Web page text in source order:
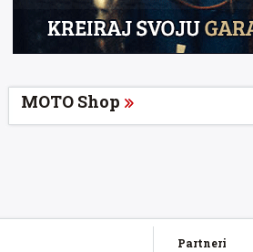
MOTO Shop
Partneri